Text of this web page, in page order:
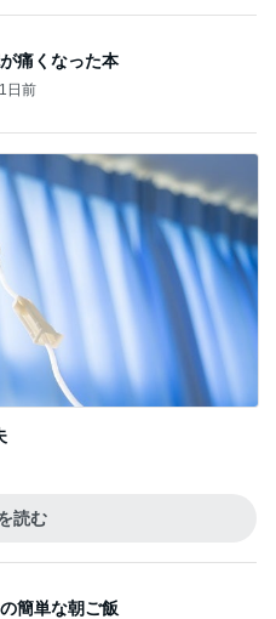
痛くなった本
1日前
読む
簡単な朝ご飯